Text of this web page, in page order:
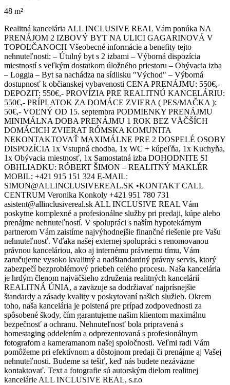
48 m²
Realitná kancelária ALL INCLUSIVE REAL Vám ponúka NA
PRENÁJOM 2 IZBOVÝ BYT NA ULICI GAGARINOVÁ V
TOPOĽČANOCH Všeobecné informácie a benefity tejto
nehnuteľnosti: – Útulný byt s 2 izbami – Výborná dispozícia
miestností s veľkým dostatkom úložného priestoru – Obývacia izba
– Loggia – Byt sa nachádza na sídlisku "Východ" – Výborná
dostupnosť k občianskej vybavenosti CENA PRENÁJMU: 550€,-
DEPOZIT: 550€,- PROVÍZIA PRE REALITNÚ KANCELÁRIU:
550€,- PRÍPLATOK ZA DOMÁCE ZVIERA ( PES/MAČKA ):
50€,- VOĽNÝ OD 15. septembra PODMIENKY PRENÁJMU
MINIMÁLNA DOBA PRENÁJMU 1 ROK BEZ VÄČŠÍCH
DOMÁCICH ZVIERAT RÓMSKA KOMUNITA
NEKONTAKTOVAŤ MAXIMÁLNE PRE 2 DOSPELÉ OSOBY
DISPOZÍCIA 1x Vstupná chodba, 1x WC + kúpeľňa, 1x Kuchyňa,
1x Obývacia miestnosť, 1x Samostatná izba DOHODNITE SI
OBHLIADKU: RÓBERT ŠIMON – REALITNÝ MAKLÉR
MOBIL: +421 915 151 324 E-MAIL:
SIMON@ALLINCLUSIVEREAL.SK •KONTAKT CALL
CENTRUM Veronika Konkoly +421 951 780 731
asistent@allinclusivereal.sk ALL INCLUSIVE REAL Vám
poskytne komplexné a profesionálne služby pri predaji, kúpe alebo
prenájme nehnuteľností. V spolupráci s naším hypotekárnym
partnerom Vám zaistíme najvýhodnejšie finančné riešenie pre Vašu
nehnuteľnosť. Vďaka našej externej spolupráci s renomovanou
právnou kanceláriou, ako aj internému právnemu tímu, Vám
zaručujeme vysoko kvalitný a nadštandardný právny servis, ktorý
zabezpečí bezproblémový priebeh celého procesu. Naša kancelária
je hrdým členom najväčšieho združenia realitných kancelárií –
REALITNÁ ÚNIA, a zaväzuje sa dodržiavať najprísnejšie
štandardy a zásady kvality v poskytovaní našich služieb. Okrem
toho, naša kancelária je poistená pre prípad zodpovednosti za
spôsobené škody, čím garantujeme našim klientom maximálnu
bezpečnosť a ochranu. Nehnuteľnosť bola pripravená s
homestaging oddelením a odprezentovaná s profesionálnym
fotografom a kameramanom našej spoločnosti. Veľmi radi Vám
pomôžeme pri efektívnom a dôstojnom predaji či prenájme aj Vašej
nehnuteľnosti. Budeme sa tešiť, keď nás budete nezáväzne
kontaktovať. Text a fotografie sú autorským dielom realitnej
kancelárie ALL INCLUSIVE REAL, s.r.o